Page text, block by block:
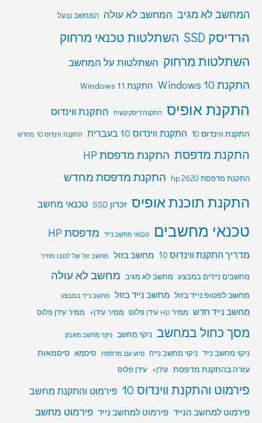
המחשב לא מגיב המחשב לא עולה המחשב ננעל
הרדיסק SSD
השתלטות טכנאי מרחוק
השתלטות מרחוק השתלטות על המחשב
התקנת Windows 10 התקנת Windows 11
התקנת אופיס התקנת דיסק קשיח התקנת ווינדוס
התקנת ווינדוס 10 התקנת ווינדוס 10 בעברית התקנת ווינדוס 10 מחדש
התקנת מדפסת התקנת מדפסת HP
התקנת מדפסת hp 2620 התקנת מדפסת מחדש
התקנת תוכנת אופיס זכרון SSD טכנאי מחשב
טכנאי מחשבים טכנאי מחשב נייד מדפסת HP
מדריך התקנת ווינדוס 10 מחשב בזול מחשב זול של לנובו מחיר
מחשבים ניידים במבצע מחשב לא מגיב מחשב לא עולה
מחשב לפטופ נייד בזול מחשב נייד בזול מחשב נייד במבצע
מחשב נייד חדש ממיר HD עידן פלוס ממיר עידן+ ממיר עידן פלוס
מסך כחול במחשב ניקוי מחשב ניקוי מחשב מאבק
ניקוי מחשב נייד ניקוי מחשב נייח סיוע עם מדפסת סיסמא סיסמאות
עזרה בהתקנת מדפסת עידן+ עידן פלוס
פירמוט והתקנת ווינדוס 10 פירמוט והתקנת מחשב
פירמוט למחשב הנייד פירמוט למחשב נייד פירמוט מחשב